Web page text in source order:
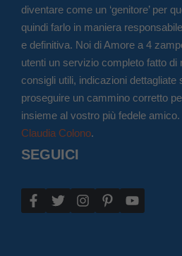
diventare come un ‘genitore’ per
quindi farlo in maniera
e definitiva. Noi di Amore a 4
utenti un servizio completo fatto di
consigli utili, indicazioni dettagliate
proseguire un cammino corretto
insieme al vostro più fedele
Claudia Colono.
SEGUICI